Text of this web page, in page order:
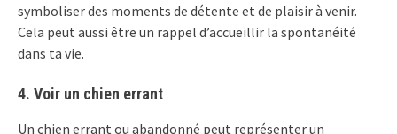
symboliser des moments de détente et de plaisir à venir.
Cela peut aussi être un rappel d’accueillir la spontanéité
dans ta vie.
4. Voir un chien errant
Un chien errant ou abandonné peut représenter un